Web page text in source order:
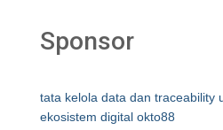
Sponsor
tata kelola data dan traceability
ekosistem digital okto88